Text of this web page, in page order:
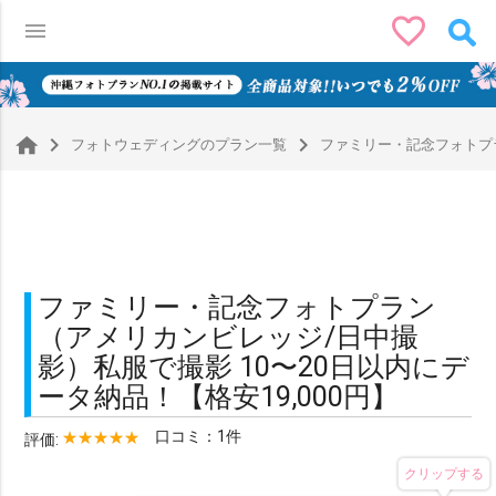
menu favorite_border
navigate_next フォトウェディングのプラン一覧 navigate_next ファミリー・記念フォト
ファミリー・記念フォトプラン
（アメリカンビレッジ/日中撮
影）私服で撮影 10〜20日以内にデ
ータ納品！【格安19,000円】
評価: 口コミ：1件
クリップする